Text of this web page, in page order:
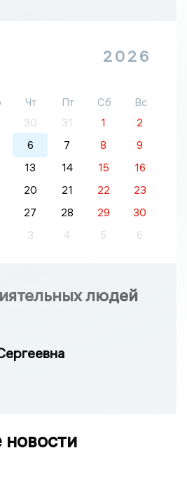
2026
Чт Пт Сб
Вс
30 31 1
2
6 7 8
9
13 14 15
16
20 21 22
23
27 28 29
30
3 4 5 6
людей